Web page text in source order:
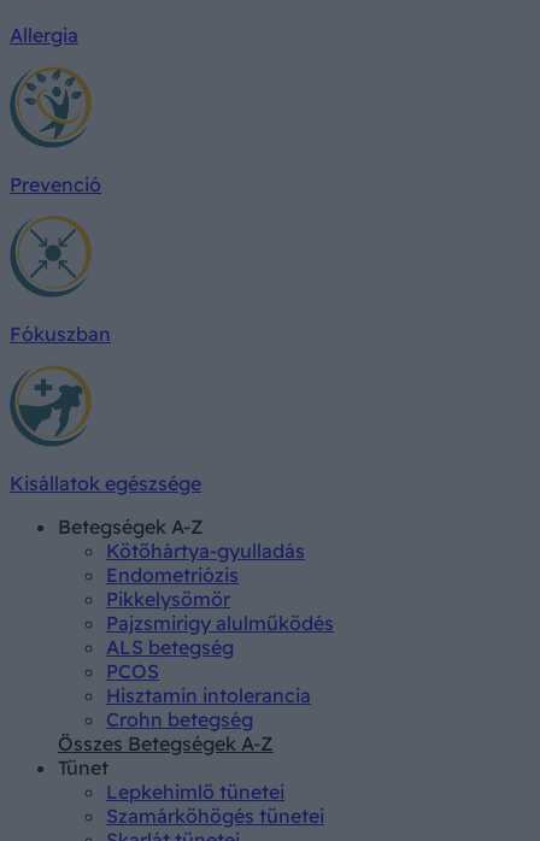
Allergia
Prevenció
Fókuszban
Kisállatok egészsége
Betegségek A-Z
Kötőhártya-gyulladás
Endometriózis
Pikkelysömör
Pajzsmirigy alulműködés
ALS betegség
PCOS
Hisztamin intolerancia
Crohn betegség
Összes Betegségek A-Z
Tünet
Lepkehimlő tünetei
Szamárköhögés tünetei